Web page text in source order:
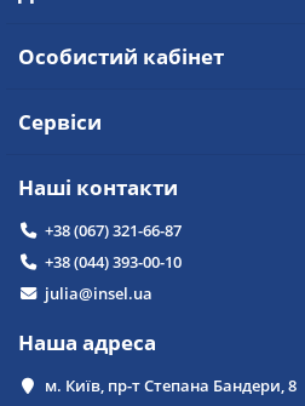
Особистий кабінет
Сервіси
Наші контакти
+38 (067) 321-66-87
+38 (044) 393-00-10
julia@insel.ua
Наша адреса
м. Київ, пр-т Степана Бандери, 8